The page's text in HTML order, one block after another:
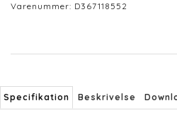
Varenummer: D367118552
Specifikation Beskrivelse